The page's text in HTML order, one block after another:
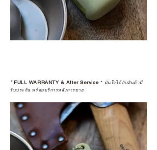
*FULL WARRANTY & After Service * มั่นใจได้กับสินค้ามี
รับประกัน พร้อมบริการหลังการขาย